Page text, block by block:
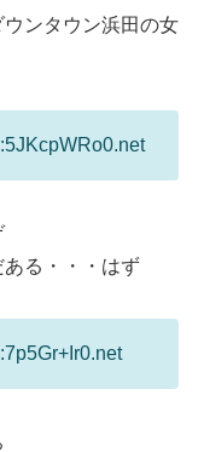
ンタウン浜田の女
る・・・はず